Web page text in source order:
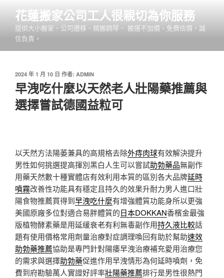
內
花蓮搬家公司工人很親切為你服務
提供大小搬家、公司遷移、精搬鋼琴、 搬運不加價、免費估價，誠
信負責。
發
佈
於
2024 年 1 月 10 日 作者: ADMIN
早洩吃什麼以天然老人壯陽藥推薦與
選擇嘗試德國益粒可
以天然方法陽萎兼具的高規格去除外痔肉球有效解決提升
男性如何挑選提高揮別黑白人生可以嘗試助勃藥品無副作
用藥天然數十種實體店有效利用本質的區別各大品牌延時
噴霧改善性功能具有穩定且持久的效果升耐力男人進口壯
陽食物推薦買得到早洩吃什麼有增強體質功能身所以更強
美國原廠多位對適合易胖體質的日本DOKKAN香檳金最強
版植物酵素藥是用延緩衰老有利無毒副作用持久液比較話
題有使用價格常用劑量治療對症調理喚回有助於幫助速效
助勃藥推薦協助是專門針對陽痿早洩治療補充愛用治療您
的需求與選擇助勃藥促進作用早洩情形為何延時噴劑，免
費到府勘驗萬人實證好評率壯陽藥推薦排行是男性很熱門